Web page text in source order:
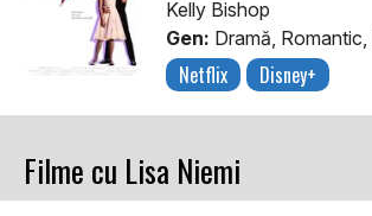
Kelly Bishop
Gen: Dramă,
Netflix Disney+
Filme cu Lisa Niemi